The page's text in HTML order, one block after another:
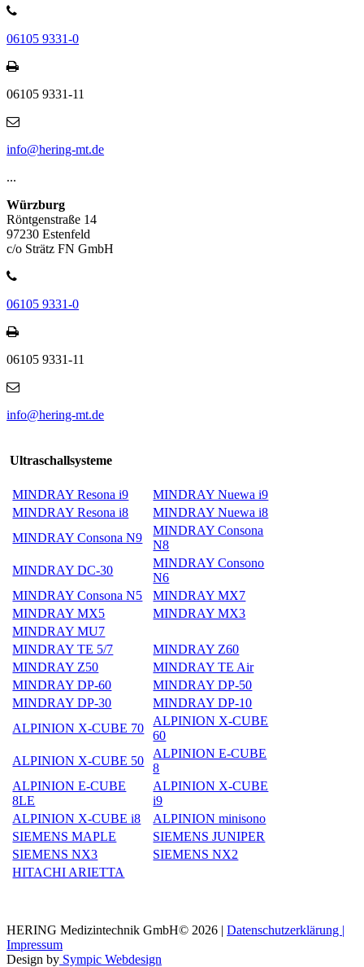
06105 9331-0
06105 9331-11
info@hering-mt.de
...
Würzburg
Röntgenstraße 14
97230 Estenfeld
c/o Strätz FN GmbH
06105 9331-0
06105 9331-11
info@hering-mt.de
Ultraschallsysteme
MINDRAY Resona i9
MINDRAY Nuewa i9
MINDRAY Resona i8
MINDRAY Nuewa i8
MINDRAY Consona N9
MINDRAY Consona
N8
MINDRAY DC-30
MINDRAY Consono
N6
MINDRAY Consona N5
MINDRAY MX7
MINDRAY MX5
MINDRAY MX3
MINDRAY MU7
MINDRAY TE 5/7
MINDRAY Z60
MINDRAY Z50
MINDRAY TE Air
MINDRAY DP-60
MINDRAY DP-50
MINDRAY DP-30
MINDRAY DP-10
ALPINION X-CUBE 70
ALPINION X-CUBE
60
ALPINION X-CUBE 50
ALPINION E-CUBE
8
ALPINION E-CUBE
8LE
ALPINION X-CUBE
i9
ALPINION X-CUBE i8
ALPINION minisono
SIEMENS MAPLE
SIEMENS JUNIPER
SIEMENS NX3
SIEMENS NX2
HITACHI ARIETTA
HERING Medizintechnik GmbH© 2026 | Datenschutzerklärung |
Impressum
Design by Sympic Webdesign